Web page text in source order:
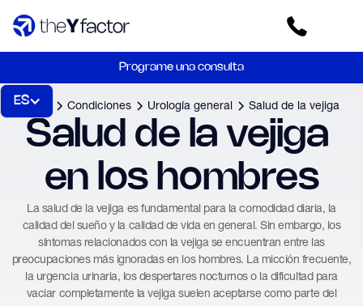
Programe una consulta
ESInicio Condiciones Urología general Salud de la vejiga
Salud de la vejiga
en los hombres
La salud de la vejiga es fundamental para la comodidad diaria, la
calidad del sueño y la calidad de vida en general. Sin embargo, los
síntomas relacionados con la vejiga se encuentran entre las
preocupaciones más ignoradas en los hombres. La micción frecuente,
la urgencia urinaria, los despertares nocturnos o la dificultad para
vaciar completamente la vejiga suelen aceptarse como parte del